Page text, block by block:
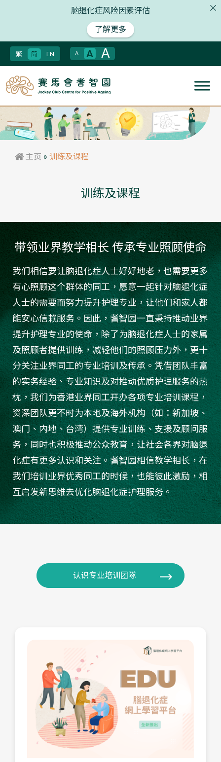
脑退化症风险因素评估
了解更多
繁 简 EN A A A
主页 » 训练及课程
训练及课程
带领业界教学相长 传承专业照顾使命​
我们相信要让脑退化症人士好好地老，也需要更多
有心照顾这个群体的同工，愿意一起针对脑退化症
人士的需要而努力提升护理专业，让他们和家人都
能安心信赖服务。因此，耆智园一直秉持推动业界
提升护理专业的使命，除了为脑退化症人士的家属
及照顾者提供训练，减轻他们的照顾压力外，更十
分关注业界同工的专业培训及传承。凭借团队丰富
的实务经验、专业知识及对推动优质护理服务的热
枕，我们为香港业界同工开办各项专业培训课程，
资深团队更不时为本地及海外机构（如：新加坡、
澳门、内地、台湾）提供专业训练、支援及顾问服
务，同时也积极推动公众教育，让社会各界对脑退
化症有更多认识和关注。耆智园相信教学相长，在
我们培训业界优秀同工的时候，也能彼此激励，相
互启发新思维去优化脑退化症护理服务。
认识专业培训团隊